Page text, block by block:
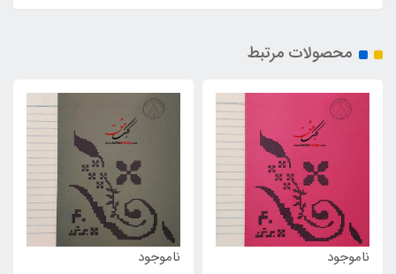
محصولات مرتبط
ناموجود ناموجود